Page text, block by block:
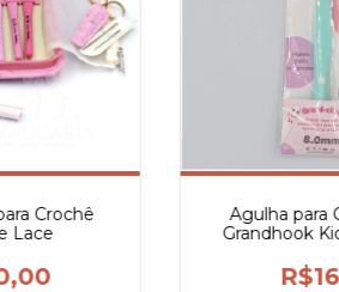
Crochê
Lace
Agulha para
Grandhook